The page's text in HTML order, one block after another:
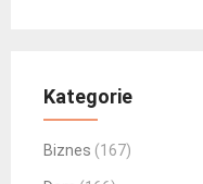
Kategorie
Biznes (167)